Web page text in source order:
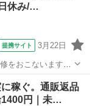
休み/…
提携サイト 3月22日
す！ プレス機で長
稼ぐ。通販返品
1400円｜未…